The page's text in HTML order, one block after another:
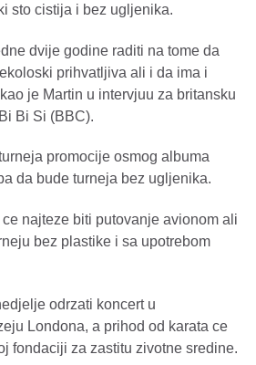
sto cistija i bez ugljenika.
dvije godine raditi na tome da
prihvatljiva ali i da ima i
je Martin u intervjuu za britansku
Bi Si (BBC).
promocije osmog albuma
da bude turneja bez ugljenika.
najteze biti putovanje avionom ali
bez plastike i sa upotrebom
odrzati koncert u
Londona, a prihod od karata ce
fondaciji za zastitu zivotne sredine.